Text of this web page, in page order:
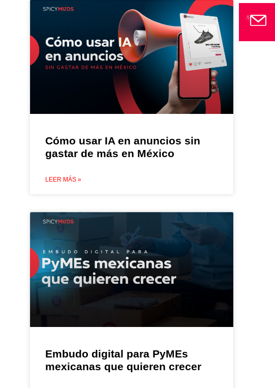
Cómo usar IA en anuncios sin
gastar de más en México
LEER MÁS »
Embudo digital para PyMEs
mexicanas que quieren crecer